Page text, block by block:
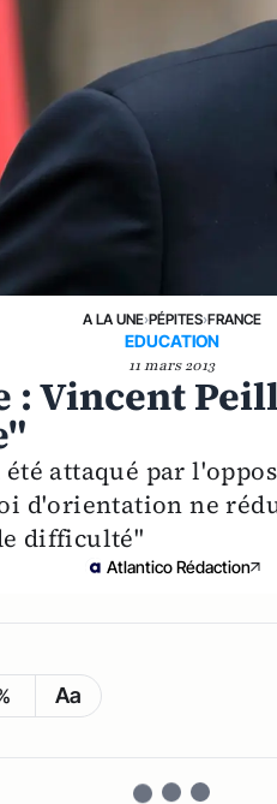
A LA UNE›PÉPITES›FRANCE
EDUCATION
11 mars 2013
: Vincent
attaqué par
d'orientation ne
difficulté"
Atlantico Rédaction
Aa